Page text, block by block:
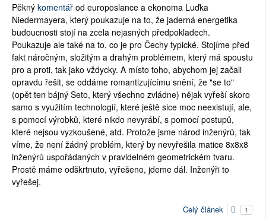
Pěkný komentář od europoslance a ekonoma Luďka
Niedermayera, který poukazuje na to, že jaderná energetika
budoucnosti stojí na zcela nejasných předpokladech.
Poukazuje ale také na to, co je pro Čechy typické. Stojíme před
fakt náročným, složitým a drahým problémem, který má spoustu
pro a proti, tak jako vždycky. A místo toho, abychom jej začali
opravdu řešit, se oddáme romantizujícímu snění, že "se to"
(opět ten bájný Seto, který všechno zvládne) nějak vyřeší skoro
samo s využitím technologií, které ještě sice moc neexistují, ale,
s pomocí výrobků, které nikdo nevyrábí, s pomocí postupů,
které nejsou vyzkoušené, atd. Protože jsme národ inženýrů, tak
víme, že není žádný problém, který by nevyřešila matice 8x8x8
inženýrů uspořádaných v pravidelném geometrickém tvaru.
Prostě máme odškrtnuto, vyřešeno, jdeme dál. Inženýři to
vyřešej.
Celý článek 1